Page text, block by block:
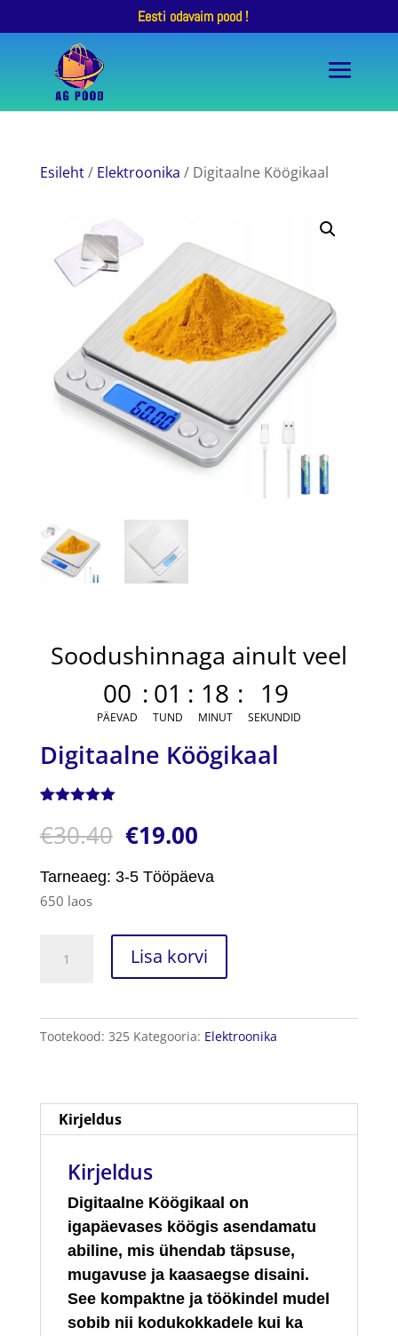
Eesti odavaim pood !
Esileht/ Elektroonika / Digitaalne Köögikaal
Soodushinnaga ainult veel
00
PÄEVAD
: 01
TUND
: 18
MINUT
: 19
SEKUNDID
Digitaalne Köögikaal
5.00/5
kliendi
põhjal
€30.40 €19.00
Tarneaeg: 3-5 Tööpäeva
650 laos
Köögikaal
Lisa korvi
Tootekood: 325 Kategooria: Elektroonika
Kirjeldus
Kirjeldus
Digitaalne Köögikaal on
igapäevases köögis asendamatu
abiline, mis ühendab täpsuse,
mugavuse ja kaasaegse disaini.
See kompaktne ja töökindel mudel
sobib nii kodukokkadele kui ka